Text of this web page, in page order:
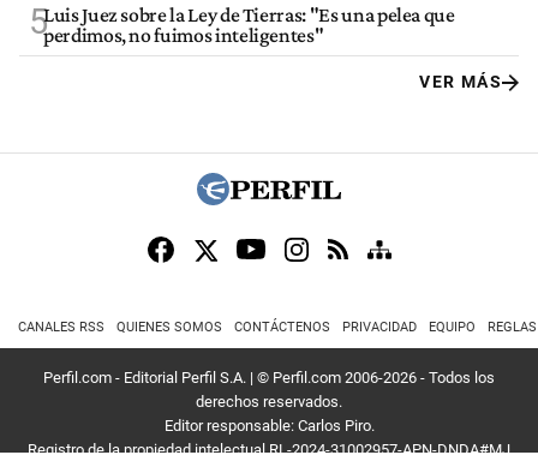
5Luis Juez sobre la Ley de Tierras: "Es una pelea que
perdimos, no fuimos inteligentes"
VER MÁS
CANALES RSS QUIENES SOMOS CONTÁCTENOS PRIVACIDAD EQUIPO
Perfil.com - Editorial Perfil S.A. | © Perfil.com 2006-2026 - Todos los
derechos reservados.
Editor responsable: Carlos Piro.
Registro de la propiedad intelectual RL-2024-31002957-APN-DNDA#MJ